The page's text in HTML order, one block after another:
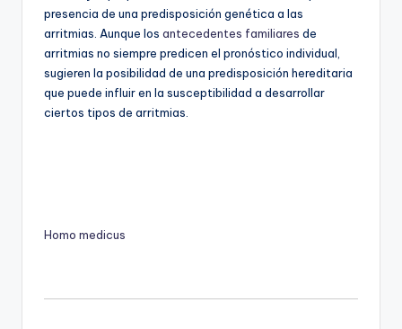
presencia de una predisposición genética a las
arritmias. Aunque los antecedentes familiares de
arritmias no siempre predicen el pronóstico individual,
sugieren la posibilidad de una predisposición hereditaria
que puede influir en la susceptibilidad a desarrollar
ciertos tipos de arritmias.
Homo medicus